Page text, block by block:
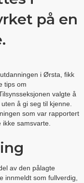
på en
i Ørsta, fikk
tips om
valgte å
å gi seg til kjenne.
som var rapportert
ikke samsvarte.
av den pålagte
innmeldt som fullverdig,